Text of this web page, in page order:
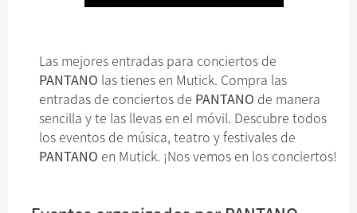
Las mejores entradas para conciertos de
PANTANO las tienes en Mutick. Compra las
entradas de conciertos de PANTANO de manera
sencilla y te las llevas en el móvil. Descubre todos
los eventos de música, teatro y festivales de
PANTANO en Mutick. ¡Nos vemos en los conciertos!